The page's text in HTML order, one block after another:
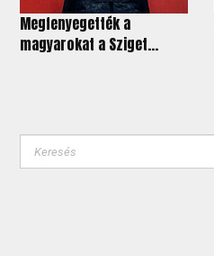
Megfenyegették a
magyarokat a Sziget...